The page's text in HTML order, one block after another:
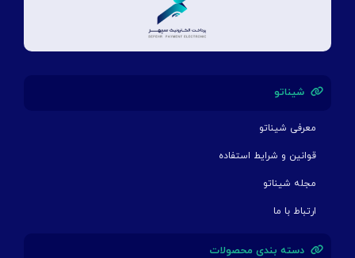
شیناتو
معرفی شیناتو
قوانین و شرایط استفاده
مجله شیناتو
ارتباط با ما
دسته بندی محصولات